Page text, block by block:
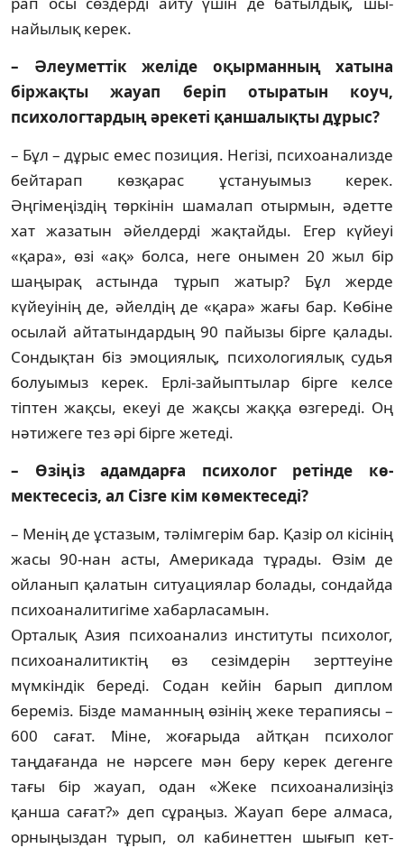
найылық керек.
– Әлеуметтік желіде оқырманның ха­тына
біржақты жауап беріп отыратын коуч,
психологтардың әрекеті қан­ша­лықты дұрыс?
– Бұл – дұрыс емес позиция. Негізі, пси­хоа­нализде
бейтарап көзқарас ұстануымыз керек.
Әңгімеңіздің төркінін шамалап отыр­мын, әдетте
хат жазатын әйелдерді жақ­тай­ды. Егер күйеуі
«қара», өзі «ақ» болса, неге оны­мен 20 жыл бір
шаңырақ астында тұрып жа­тыр? Бұл жерде
күйеуінің де, әйелдің де «қа­ра» жағы бар. Көбіне
осылай айтатын­дар­дың 90 пайызы бірге қалады.
Сондықтан біз эмоциялық, психологиялық судья
болуымыз керек. Ерлі-зайыптылар бірге келсе
тіптен жақсы, екеуі де жақсы жаққа өзгереді. Оң
нәтижеге тез әрі бірге жетеді.
– Өзіңіз адамдарға психолог ретінде кө­
мектесесіз, ал Сізге кім көмектеседі?
– Менің де ұстазым, тәлімгерім бар. Қазір ол кісінің
жасы 90-нан асты, Америкада тұ­ра­ды. Өзім де
ойланып қалатын ситуациялар бо­лады, сондайда
психоаналитигіме хабар­ласамын.
Орталық Азия психоанализ институты пси­холог,
психоаналитиктің өз сезімдерін зерттеуіне
мүмкіндік береді. Содан кейін ба­рып диплом
береміз. Бізде маманның өзі­нің жеке терапиясы –
600 сағат. Міне, жо­ғарыда айтқан психолог
таңдағанда не нәр­сеге мән беру керек дегенге
тағы бір жауап, одан «Жеке психоанализіңіз
қанша сағат?» деп сұраңыз. Жауап бере алмаса,
ор­ныңыздан тұрып, ол кабинеттен шығып кет­